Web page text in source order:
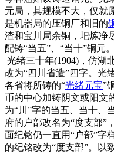
元局，其规模不大，仅就
是机器局的压铜厂和旧的
渣和宝川局余铜，圯炼净
配铸“当五”、“当十”铜
光绪三十年(1904)，仿湖
改为“四川省造”四字。光
各省将所铸的“光绪元宝”
币的中心加铸阴文或阳文
为“川”字的当五、当十、
府的户部改名为“度支部”
面纪铭仍一直用“户部”字
的纪铭改为“度支部”。以